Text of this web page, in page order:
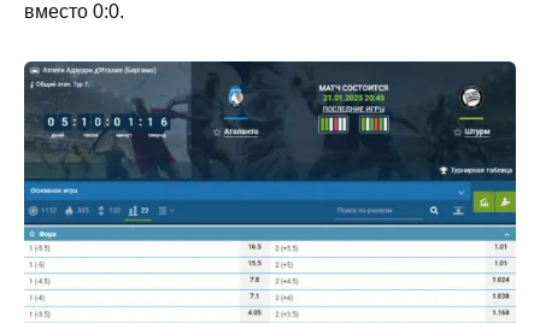
вместо 0:0.